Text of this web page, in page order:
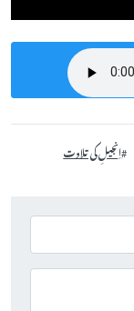
اِنجیلِ کی تلاوت